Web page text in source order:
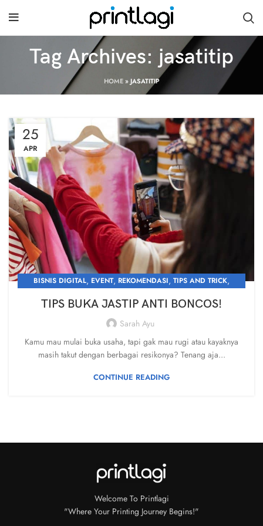
Tag Archives: jasatitip
HOME» JASATITIP
25
APR
BISNIS DIGITAL, EVENT, REKOMENDASI, TIPS AND TRICK,
TIPS BUKA JASTIP ANTI BONCOS!
Sarah Ayu
Kamu mau mulai buka usaha, tapi gak mau rugi atau kayaknya
masih takut dengan berbagai resikonya? Tenang aja...
CONTINUE READING
Welcome To Printlagi
"Where Your Printing Journey Begins!"